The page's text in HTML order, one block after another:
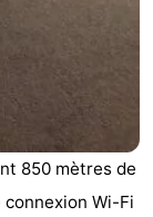
850 mètres de
Wi-Fi